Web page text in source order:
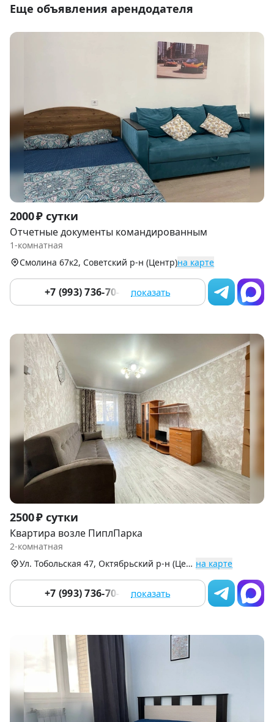
Еще объявления арендодателя
Item
1
of
9
2000 ₽ сутки
Отчетные документы командированным
1-комнатная
Смолина 67к2, Советский р-н (Центр)на карте
+7 (993) 736-70-16 показать
Item
1
of
2500 ₽ сутки
Квартира возле ПиплПарка
2-комнатная
Ул. Тобольская 47, Октябрьский р-н (Центр) на карте
+7 (993) 736-70-16 показать